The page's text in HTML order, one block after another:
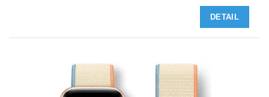
DETAIL